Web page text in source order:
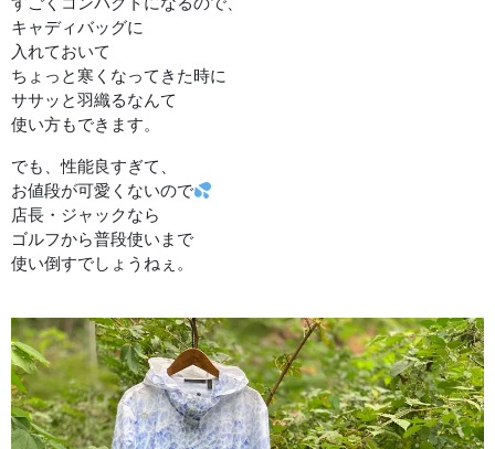
キャディバッグに
入れておいて
ちょっと寒くなってきた時に
ササッと羽織るなんて
使い方もできます。
でも、性能良すぎて、
お値段が可愛くないので
店長・ジャックなら
ゴルフから普段使いまで
使い倒すでしょうねぇ。